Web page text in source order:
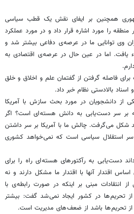
همچنین بر ایفای نقش یک قطب سیاسی
را مورد اشاره قرار داد و در مورد عملکرد
وی توانایی ما در عرصه ی دفاعی بیشتر شد و
یافت. اما در عین حال در عرصه ی اقتصادی به
برای فاصله گرفتن از گفتمان علم و اخلاق و خلق
بالادستی نظام خبر داد.
دانشجویان در مورد بحث سازش با آمریکا
بر سر دست یابی به دانش هسته ای است؟ اگر
می گرفت. چالش ما با آمریکا بر سر داشتن
استقلال سیاسی است که نمی خواهد کشوری
دست یابی به رآکتورهای هسته ای راه را برای
اساس اقتدار آنها با اقتدار ما مشکل دارند و نه
انتقادات مبنی بر اینکه در صورت رابطه ی با
تحریم ها در کشور ایجاد نمی شد گفت: بیشتر
تحریم ها باشد از ضعف های مدیریت است.